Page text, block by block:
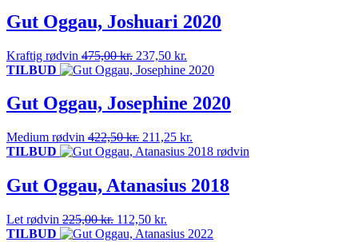
var:
525,00 kr..
er:
367,50 kr..
Gut Oggau, Joshuari 2020
Kraftig rødvin 475,00kr. Den
oprindelige
var:
475,00 kr..
237,50 kr.
aktuelle
er:
237,50 kr..
TILBUD
Gut Oggau, Josephine 2020
Medium rødvin 422,50kr. Den
oprindelige
422,50 kr..
211,25 kr.
aktuelle
er:
211,25 kr..
TILBUD
Gut Oggau, Atanasius 2018
Let rødvin 225,00kr. Den
oprindelige
112,50 kr.
aktuelle
TILBUD